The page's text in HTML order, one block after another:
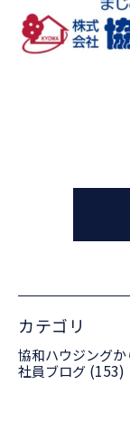
カテゴリ
協和ハウジング
社員ブログ (153)